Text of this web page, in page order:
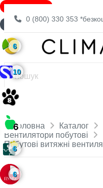
0 (800) 330 353
Головна Каталог
Вентилятори побутові
Побутові витяжні
ЗНИЖКА -15%
ДОСТАВКА БЕЗКОШТОВНО
6
10
6
6